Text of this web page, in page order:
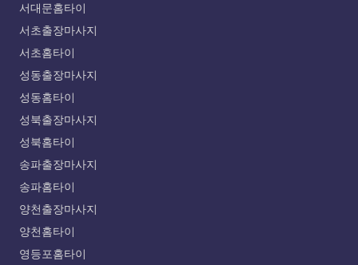
서대문홈타이
서초출장마사지
서초홈타이
성동출장마사지
성동홈타이
성북출장마사지
성북홈타이
송파출장마사지
송파홈타이
양천출장마사지
양천홈타이
영등포홈타이